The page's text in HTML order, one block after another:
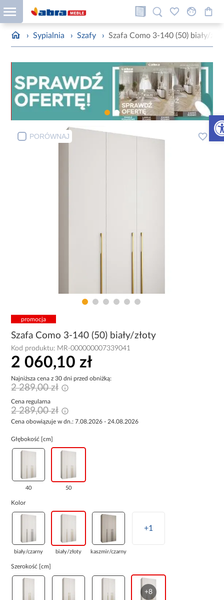
› Sypialnia › Szafy › Szafa Como 3-140 (50) biały/
PORÓWNAJ
promocja
Szafa Como 3-140 (50) biały/złoty
Kod produktu: MR-000000007339041
2 060,10 zł
Najniższa cena z 30 dni przed obniżką:
2 289,00 zł
Cena regularna
2 289,00 zł
Cena obowiązuje w dn.: 7.08.2026 - 24.08.2026
Głębokość [cm]
40 50
Kolor
biały/czarny biały/złoty kaszmir/czarny
+1
Szerokość [cm]
+8